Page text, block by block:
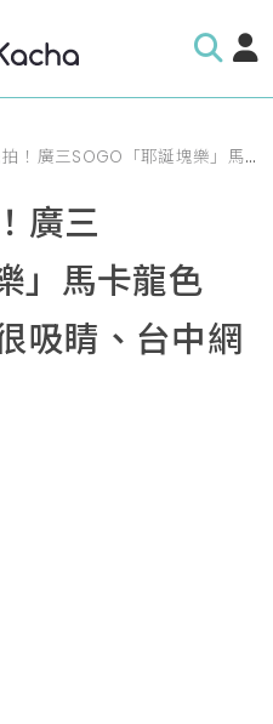
耶誕塊樂」馬卡龍色「麥塊聖誕樹」很吸睛、台中網美網帥搶先拍
廣三
」馬卡龍色
吸睛、台中網